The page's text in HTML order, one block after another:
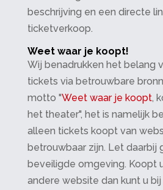
beschrijving en een directe
ticketverkoop.
Weet waar je koopt!
Wij benadrukken het belang
tickets via betrouwbare
motto "Weet waar je koopt,
het theater", het is namelijk
alleen tickets koopt van
betrouwbaar zijn. Let daarbij
beveiligde omgeving. Koopt
andere website dan kunt u